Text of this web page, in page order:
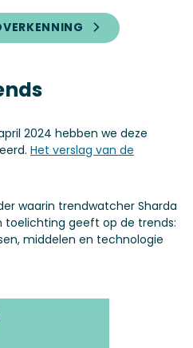
2024 hebben we deze
Het verslag van de
waarin trendwatcher Sharda
toelichting geeft op de trends:
middelen en technologie